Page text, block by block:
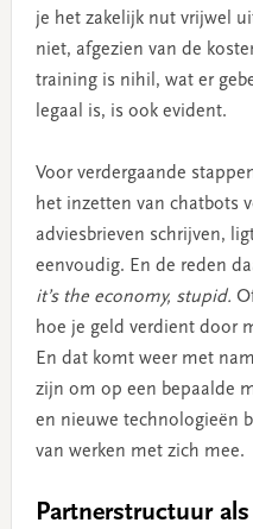
je het zakelijk nut vrijwel
niet, afgezien van de
training is nihil, wat er
legaal is, is ook evident.
Voor verdergaande
het inzetten van chatbots
adviesbrieven schrijven,
eenvoudig. En de reden
it’s the economy, stupid.
hoe je geld verdient door
En dat komt weer met
zijn om op een bepaalde
en nieuwe technologieën
van werken met zich mee.
Partnerstructuur